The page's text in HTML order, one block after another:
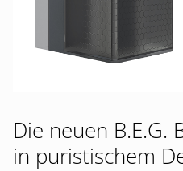
Die neuen B.E.G.
in puristischem